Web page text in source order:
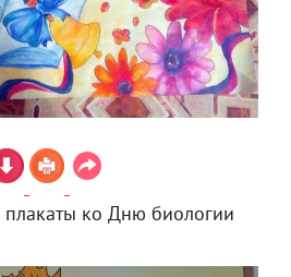
плакаты ко Дню биологии